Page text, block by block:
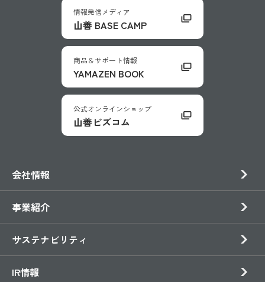
情報発信メディア
山善 BASE CAMP
商品＆サポート情報
YAMAZEN BOOK
公式オンラインショップ
山善ビズコム
会社情報
事業紹介
サステナビリティ
IR情報